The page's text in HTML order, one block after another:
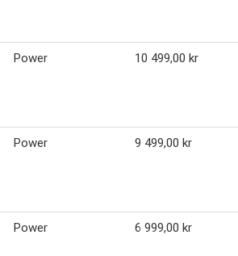
Power 10 499,00 kr
Power 9 499,00 kr
Power 6 999,00 kr